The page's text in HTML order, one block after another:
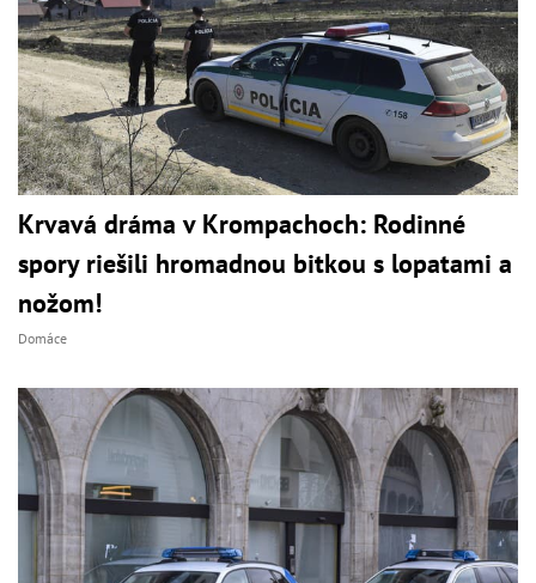
Krvavá dráma v Krompachoch: Rodinné
spory riešili hromadnou bitkou s lopatami a
nožom!
Domáce